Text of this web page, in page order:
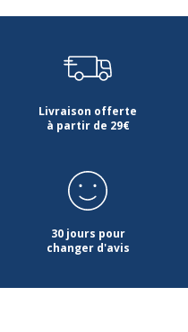
Livraison offerte
à partir de 29€
30 jours pour
changer d'avis